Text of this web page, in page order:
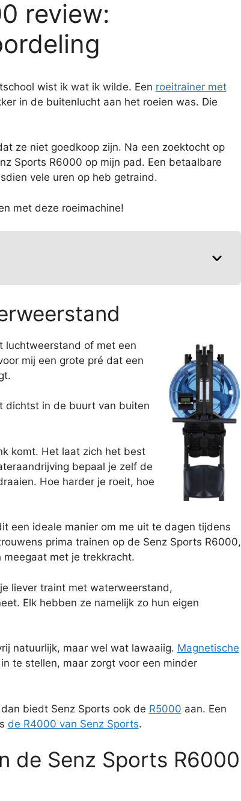
review:
wist ik wat ik wilde. Een roeitrainer met
in de buitenlucht aan het roeien was. Die
ze niet goedkoop zijn. Na een zoektocht op
Sports R6000 op mijn pad. Een betaalbare
vele uren op heb getraind.
met deze roeimachine!
luchtweerstand of met een
mij een grote pré dat een
dichtst in de buurt van buiten
komt. Het laat zich het best
bepaal je zelf de
Hoe harder je roeit, hoe
een ideale manier om me uit te dagen tijdens
prima trainen op de Senz Sports R6000,
met je trekkracht.
liever traint met waterweerstand,
Elk hebben ze namelijk zo hun eigen
natuurlijk, maar wel wat lawaaiig. Magnetische
te stellen, maar zorgt voor een minder
biedt Senz Sports ook de R5000 aan. Een
de R4000 van Senz Sports.
de Senz Sports R6000